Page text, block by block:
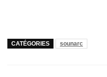
CATÉGORIES sounarc